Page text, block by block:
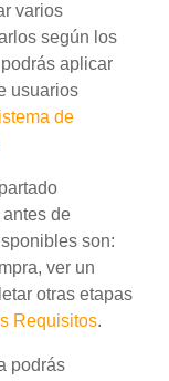
varios
según los
aplicar
usuarios
de
de
son:
ver un
otras etapas
Requisitos.
podrás